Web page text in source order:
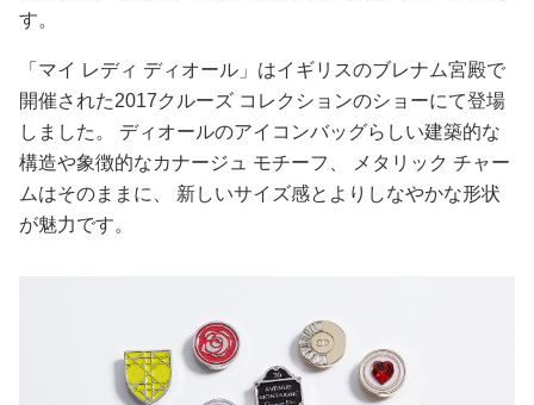
す。
「マイ レディ ディオール」はイギリスのブレナム宮殿で
開催された2017クルーズ コレクションのショーにて登場
しました。 ディオールのアイコンバッグらしい建築的な
構造や象徴的なカナージュ モチーフ、 メタリック チャー
ムはそのままに、 新しいサイズ感とよりしなやかな形状
が魅力です。